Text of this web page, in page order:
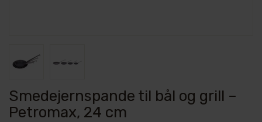
Smedejernspande til bål og grill –
Petromax, 24 cm